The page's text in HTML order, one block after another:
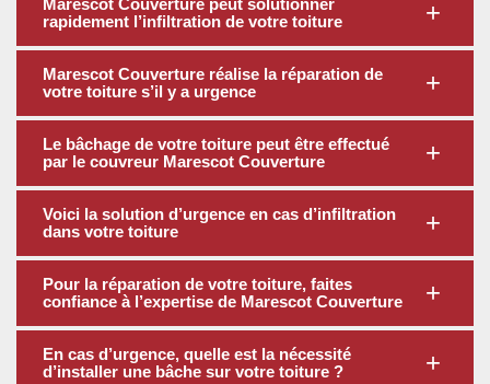
Marescot Couverture peut solutionner
rapidement l’infiltration de votre toiture
Marescot Couverture réalise la réparation de
votre toiture s’il y a urgence
Le bâchage de votre toiture peut être effectué
par le couvreur Marescot Couverture
Voici la solution d’urgence en cas d’infiltration
dans votre toiture
Pour la réparation de votre toiture, faites
confiance à l’expertise de Marescot Couverture
En cas d’urgence, quelle est la nécessité
d’installer une bâche sur votre toiture ?